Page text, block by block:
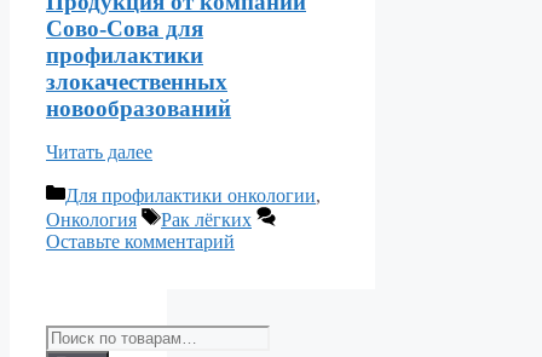
Сово-Сова для
профилактики
злокачественных
новообразований
Читать далее
Рубрики
Для профилактики онкологии,
Онкология
Метки
Рак лёгких
Оставьте комментарий
Искать: